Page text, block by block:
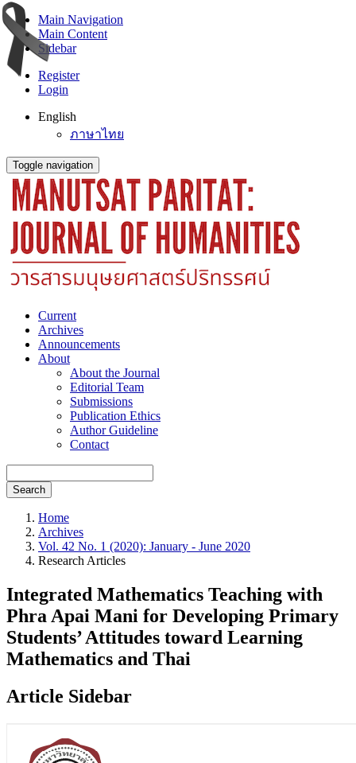
Main Navigation
Main Content
Sidebar
Register
Login
English
ภาษาไทย
Toggle navigation
Current
Archives
Announcements
About
About the Journal
Editorial Team
Submissions
Publication Ethics
Author Guideline
Contact
Search
Home
Archives
Vol. 42 No. 1 (2020): January - June 2020
Research Articles
Integrated Mathematics Teaching with
Phra Apai Mani for Developing Primary
Students’ Attitudes toward Learning
Mathematics and Thai
Article Sidebar